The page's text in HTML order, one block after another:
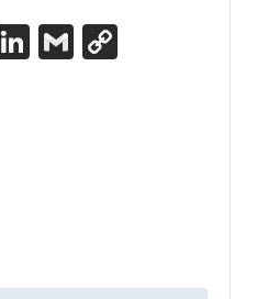
LinkedIn
Gmail